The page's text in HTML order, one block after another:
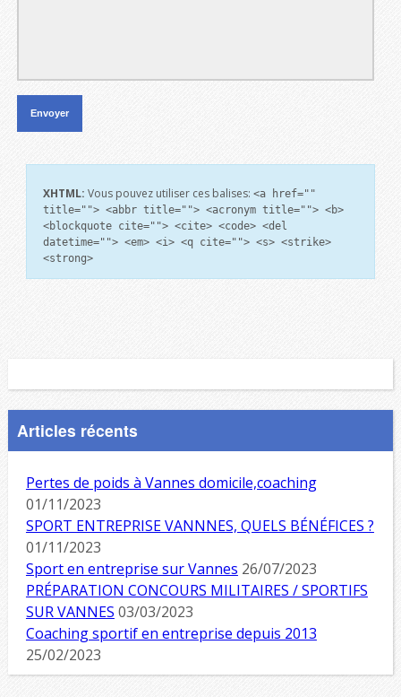
XHTML: Vous pouvez utiliser ces balises: <a href=""
title=""> <abbr title=""> <acronym title=""> <b>
<blockquote cite=""> <cite> <code> <del
datetime=""> <em> <i> <q cite=""> <s> <strike>
<strong>
Articles récents
Pertes de poids à Vannes domicile,coaching
01/11/2023
SPORT ENTREPRISE VANNNES, QUELS BÉNÉFICES ?
01/11/2023
Sport en entreprise sur Vannes 26/07/2023
PRÉPARATION CONCOURS MILITAIRES / SPORTIFS
SUR VANNES 03/03/2023
Coaching sportif en entreprise depuis 2013
25/02/2023